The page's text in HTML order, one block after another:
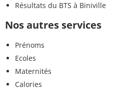
Résultats du BTS à Biniville
Nos autres services
Prénoms
Ecoles
Maternités
Calories